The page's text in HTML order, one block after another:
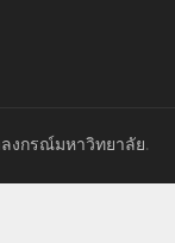
งกรณ์มหาวิทยาลัย.